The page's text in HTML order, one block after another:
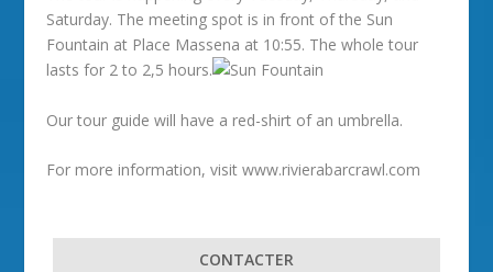
Saturday. The meeting spot is in front of the Sun
Fountain at Place Massena at 10:55. The whole tour
lasts for 2 to 2,5 hours.
Our tour guide will have a red-shirt of an umbrella.
For more information, visit www.rivierabarcrawl.com
CONTACTER